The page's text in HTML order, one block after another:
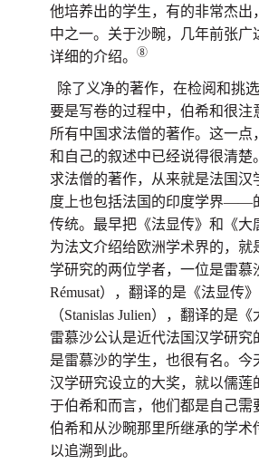
他培养出的学生，有的非常杰出
中之一。关于沙畹，几年前张广
详细的介绍。
⑧
除了义净的著作，在检阅和挑
要是写卷的过程中，伯希和很注
所有中国求法僧的著作。这一点
和自己的叙述中已经说得很清楚
求法僧的著作，从来就是法国
度上也包括法国的印度学界——
传统。最早把 《法显传》 和《大
为法文介绍给欧洲学术界的，就
学研究的两位学者，一位是雷慕
Rémusat），翻译的是《法显传
（Stanislas Julien），翻译的是《
雷慕沙公认是近代法国汉学研究
是雷慕沙的学生，也很有名。今
汉学研究设立的大奖，就以儒莲
于伯希和而言，他们都是自己需
伯希和从沙畹那里所继承的学术
以追溯到此。